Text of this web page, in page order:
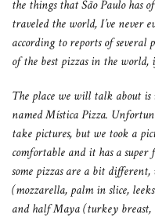
the things that São Paulo has
traveled the world, I’ve never
according to reports of several
of the best pizzas in the
The place we will talk about
named Mística Pizza.
take pictures, but we took a
comfortable and it has a
some pizzas are a bit different,
(mozzarella, palm in slice,
and half Maya (turkey breast,